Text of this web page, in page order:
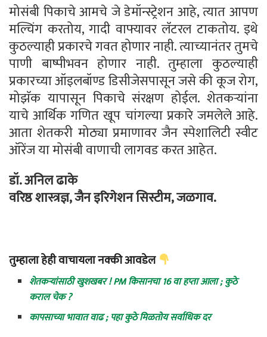
मोसंबी पिकाचे आमचे जे डेमॉन्स्ट्रेशन आहे, त्यात आपण
मल्चिंग करतोय, गादी वाफ्यावर लॅटरल टाकतोय. इथे
कुठल्याही प्रकारचे गवत होणार नाही. त्याच्यानंतर तुमचे
पाणी बाष्पीभवन होणार नाही. तुम्हाला कुठल्याही
प्रकारच्या ऑइलबॉण्ड डिसीजेसपासून जसे की कूज रोग,
मोझॅक यापासून पिकाचे संरक्षण होईल. शेतकऱ्यांना
याचे आर्थिक गणित खूप चांगल्या प्रकारे जमलेले आहे.
आता शेतकरी मोठ्या प्रमाणावर जैन स्पेशालिटी स्वीट
ऑरेंज या मोसंबी वाणाची लागवड करत आहेत.
डॉ. अनिल ढाके
वरिष्ठ शास्त्रज्ञ, जैन इरिगेशन सिस्टीम, जळगाव.
तुम्हाला हेही वाचायला नक्की आवडेल
शेतकऱ्यांसाठी खुशखबर ! PM किसानचा 16 वा हप्ता आला ; कुठे
कराल चेक ?
कापसाच्या भावात वाढ ; पहा कुठे मिळतोय सर्वाधिक दर